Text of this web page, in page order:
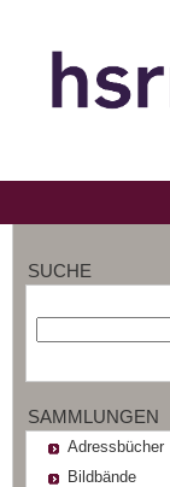
SUCHE
SAMMLUNGEN
Adressbücher
Bildbände